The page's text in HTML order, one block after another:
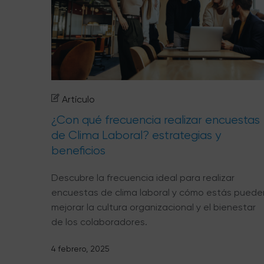
Artículo
¿Con qué frecuencia realizar encuestas
de Clima Laboral? estrategias y
beneficios
Descubre la frecuencia ideal para realizar
encuestas de clima laboral y cómo estás
mejorar la cultura organizacional y el bienestar
de los colaboradores.
4 febrero, 2025